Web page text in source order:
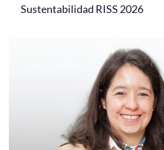
Sustentabilidad RISS 2026